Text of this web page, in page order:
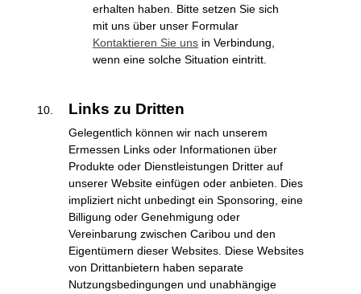
erhalten haben. Bitte setzen Sie sich
mit uns über unser Formular
Kontaktieren Sie uns in Verbindung,
wenn eine solche Situation eintritt.
Links zu Dritten
Gelegentlich können wir nach unserem
Ermessen Links oder Informationen über
Produkte oder Dienstleistungen Dritter auf
unserer Website einfügen oder anbieten. Dies
impliziert nicht unbedingt ein Sponsoring, eine
Billigung oder Genehmigung oder
Vereinbarung zwischen Caribou und den
Eigentümern dieser Websites. Diese Websites
von Drittanbietern haben separate
Nutzungsbedingungen und unabhängige